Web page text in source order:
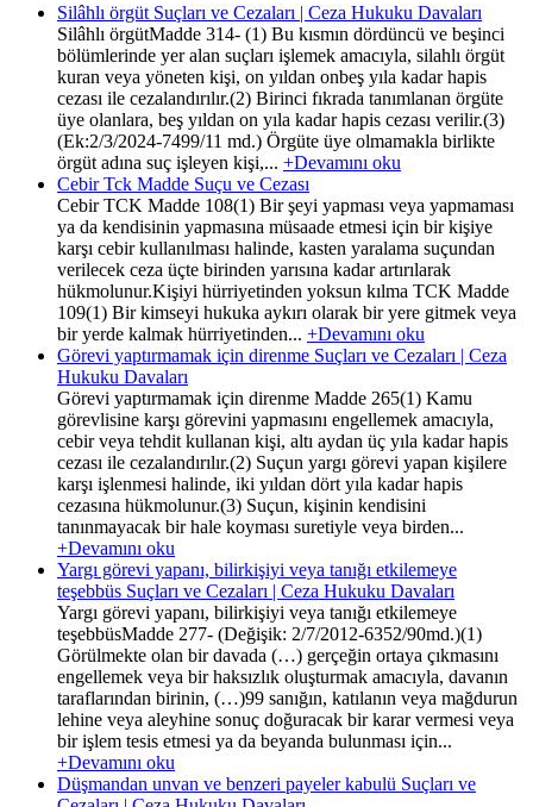
Silâhlı örgüt Suçları ve Cezaları | Ceza Hukuku Davaları
Silâhlı örgütMadde 314- (1) Bu kısmın dördüncü ve beşinci
bölümlerinde yer alan suçları işlemek amacıyla, silahlı örgüt
kuran veya yöneten kişi, on yıldan onbeş yıla kadar hapis
cezası ile cezalandırılır.(2) Birinci fıkrada tanımlanan örgüte
üye olanlara, beş yıldan on yıla kadar hapis cezası verilir.(3)
(Ek:2/3/2024-7499/11 md.) Örgüte üye olmamakla birlikte
örgüt adına suç işleyen kişi,... +Devamını oku
Cebir Tck Madde Suçu ve Cezası
Cebir TCK Madde 108(1) Bir şeyi yapması veya yapmaması
ya da kendisinin yapmasına müsaade etmesi için bir kişiye
karşı cebir kullanılması halinde, kasten yaralama suçundan
verilecek ceza üçte birinden yarısına kadar artırılarak
hükmolunur.Kişiyi hürriyetinden yoksun kılma TCK Madde
109(1) Bir kimseyi hukuka aykırı olarak bir yere gitmek veya
bir yerde kalmak hürriyetinden... +Devamını oku
Görevi yaptırmamak için direnme Suçları ve Cezaları | Ceza
Hukuku Davaları
Görevi yaptırmamak için direnme Madde 265(1) Kamu
görevlisine karşı görevini yapmasını engellemek amacıyla,
cebir veya tehdit kullanan kişi, altı aydan üç yıla kadar hapis
cezası ile cezalandırılır.(2) Suçun yargı görevi yapan kişilere
karşı işlenmesi halinde, iki yıldan dört yıla kadar hapis
cezasına hükmolunur.(3) Suçun, kişinin kendisini
tanınmayacak bir hale koyması suretiyle veya birden...
+Devamını oku
Yargı görevi yapanı, bilirkişiyi veya tanığı etkilemeye
teşebbüs Suçları ve Cezaları | Ceza Hukuku Davaları
Yargı görevi yapanı, bilirkişiyi veya tanığı etkilemeye
teşebbüsMadde 277- (Değişik: 2/7/2012-6352/90md.)(1)
Görülmekte olan bir davada (…) gerçeğin ortaya çıkmasını
engellemek veya bir haksızlık oluşturmak amacıyla, davanın
taraflarından birinin, (…)99 sanığın, katılanın veya mağdurun
lehine veya aleyhine sonuç doğuracak bir karar vermesi veya
bir işlem tesis etmesi ya da beyanda bulunması için...
+Devamını oku
Düşmandan unvan ve benzeri payeler kabulü Suçları ve